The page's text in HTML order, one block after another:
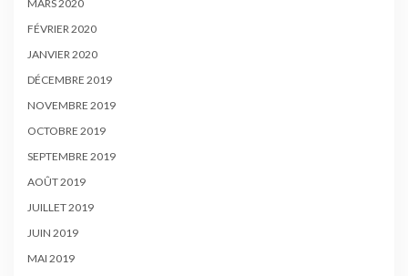
MARS 2020
FÉVRIER 2020
JANVIER 2020
DÉCEMBRE 2019
NOVEMBRE 2019
OCTOBRE 2019
SEPTEMBRE 2019
AOÛT 2019
JUILLET 2019
JUIN 2019
MAI 2019